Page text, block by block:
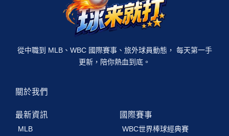
從中職到 MLB、WBC 國際賽事、旅外球員動態， 每天第一手
更新，陪你熱血到底。
關於我們
最新資訊
MLB
國際賽事
WBC世界棒球經典賽